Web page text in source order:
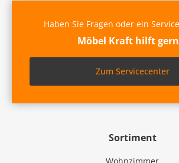
Sortiment
Haben Sie Fragen oder ein
Möbel Kraft hilft
Zum Servicecenter